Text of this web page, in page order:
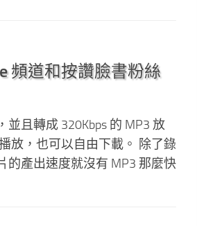
頻道和按讚臉書粉絲
且轉成 320Kbps 的 MP3 放
放，也可以自由下載。 除了錄
的產出速度就沒有 MP3 那麼快